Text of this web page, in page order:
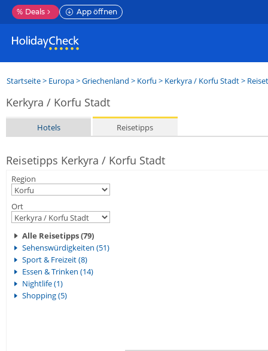
% Deals App öffnen
Startseite> Europa>Griechenland > Korfu > Kerkyra / Korfu Stadt>
Kerkyra / Korfu Stadt
Hotels Reisetipps
Reisetipps Kerkyra / Korfu Stadt
Region
Ort
Alle Reisetipps (79)
Sehenswürdigkeiten (51)
Sport & Freizeit (8)
Essen & Trinken (14)
Nightlife (1)
Shopping (5)